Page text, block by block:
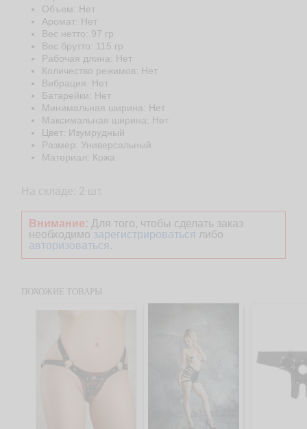
Объем: Нет
Аромат: Нет
Веc нетто: 97 гр
Веc брутто: 115 гр
Рабочая длина: Нет
Количество режимов: Нет
Вибрация: Нет
Батарейки: Нет
Минимальная ширина: Нет
Максимальная ширина: Нет
Цвет: Изумрудный
Размер: Универсальный
Материал: Кожа
Внимание: Для того, чтобы сделать заказ
необходимо зарегистрироваться либо
авторизоваться .
ПОХОЖИЕ ТОВАРЫ